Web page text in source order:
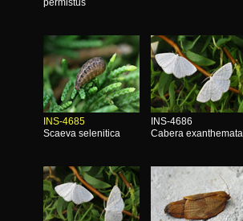
INS-4685
Scaeva selenitica
INS-4686
Cabera exanthemata